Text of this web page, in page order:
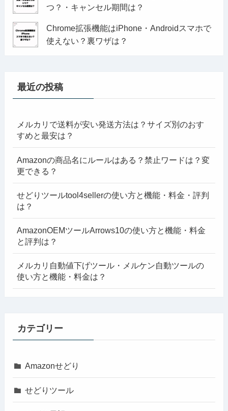
つ？・キャンセル期間は？
Chrome拡張機能はiPhone・Androidスマホで
使えない？裏ワザは？
最近の投稿
メルカリで送料が安い発送方法は？サイズ別のおす
すめと最安は？
Amazonの商品名にルールはある？禁止ワードは？変
更できる？
せどりツールtool4sellerの使い方と機能・料金・評判
は？
AmazonOEMツールArrows10の使い方と機能・料金
と評判は？
メルカリ自動値下げツール・メルケン自動ツールの
使い方と機能・料金は？
カテゴリー
Amazonせどり
せどりツール